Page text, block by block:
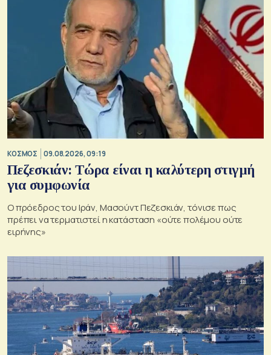
ΚΟΣΜΟΣ 09.08.2026, 09:19
Πεζεσκιάν: Τώρα είναι η καλύτερη στιγμή
για συμφωνία
Ο πρόεδρος του Ιράν, Μασούντ Πεζεσκιάν, τόνισε πως
πρέπει να τερματιστεί η κατάσταση «ούτε πολέμου ούτε
ειρήνης»